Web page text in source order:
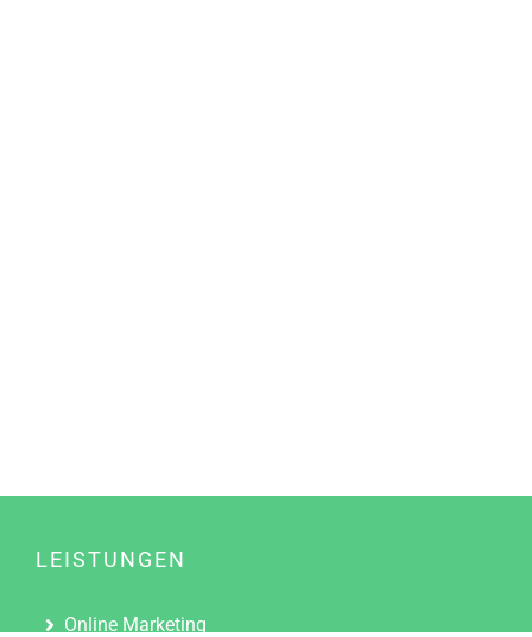
LEISTUNGEN
Online Marketing